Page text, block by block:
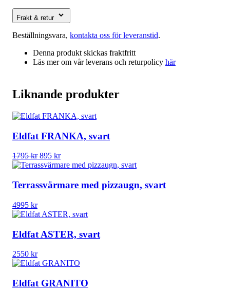
Frakt & retur
Beställningsvara, kontakta oss för leveranstid.
Denna produkt skickas fraktfritt
Läs mer om vår leverans och returpolicy här
Liknande produkter
Eldfat FRANKA, svart
1795kr Det
ursprungliga
var:
1795 kr.
895 krDet
nuvarande
är:
895 kr.
Terrassvärmare med pizzaugn, svart
4995 kr
Eldfat ASTER, svart
2550 kr
Eldfat GRANITO